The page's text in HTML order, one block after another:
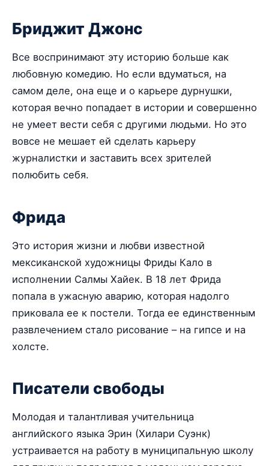
Бриджит Джонс
Все воспринимают эту историю больше как
любовную комедию. Но если вдуматься, на
самом деле, она еще и о карьере дурнушки,
которая вечно попадает в истории и совершенно
не умеет вести себя с другими людьми. Но это
вовсе не мешает ей сделать карьеру
журналистки и заставить всех зрителей
полюбить себя.
Фрида
Это история жизни и любви известной
мексиканской художницы Фриды Кало в
исполнении Салмы Хайек. В 18 лет Фрида
попала в ужасную аварию, которая надолго
приковала ее к постели. Тогда ее единственным
развлечением стало рисование – на гипсе и на
холсте.
Писатели свободы
Молодая и талантливая учительница
английского языка Эрин (Хилари Суэнк)
устраивается на работу в муниципальную школу